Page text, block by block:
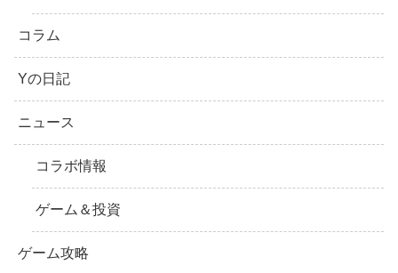
コラム
Yの日記
ニュース
コラボ情報
ゲーム＆投資
ゲーム攻略